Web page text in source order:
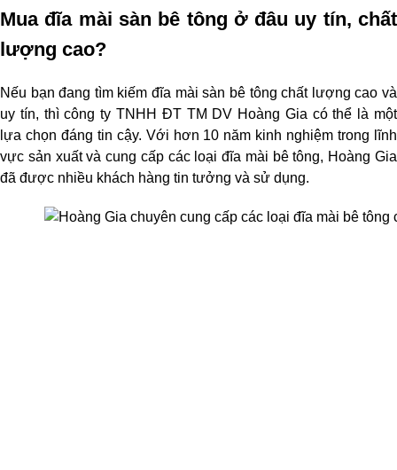
Mua đĩa mài sàn bê tông ở đâu uy tín, chất
lượng cao?
Nếu bạn đang tìm kiếm đĩa mài sàn bê tông chất lượng cao và
uy tín, thì công ty TNHH ĐT TM DV Hoàng Gia có thể là một
lựa chọn đáng tin cậy. Với hơn 10 năm kinh nghiệm trong lĩnh
vực sản xuất và cung cấp các loại đĩa mài bê tông, Hoàng Gia
đã được nhiều khách hàng tin tưởng và sử dụng.